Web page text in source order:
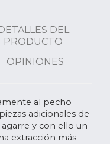
DETALLES DEL
PRODUCTO
OPINIONES
al pecho
adicionales de
y con ello un
extracción más